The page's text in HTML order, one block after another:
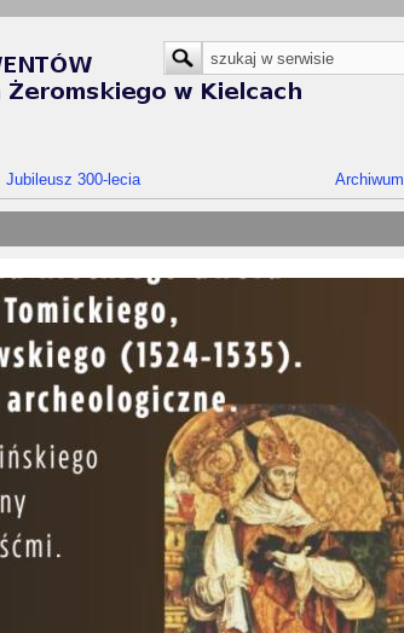
Formularz wyszukiwania
Szukaj
Jubileusz 300-lecia Archiwum